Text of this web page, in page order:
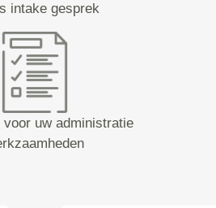
intake gesprek
uw administratie